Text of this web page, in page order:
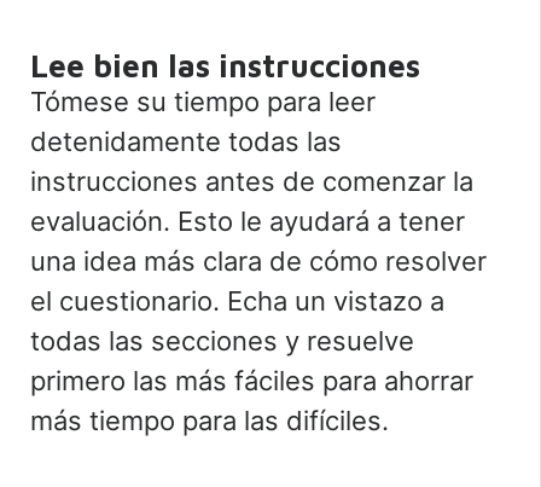
Lee bien las instrucciones
Tómese su tiempo para leer
detenidamente todas las
instrucciones antes de comenzar la
evaluación. Esto le ayudará a tener
una idea más clara de cómo resolver
el cuestionario. Echa un vistazo a
todas las secciones y resuelve
primero las más fáciles para ahorrar
más tiempo para las difíciles.